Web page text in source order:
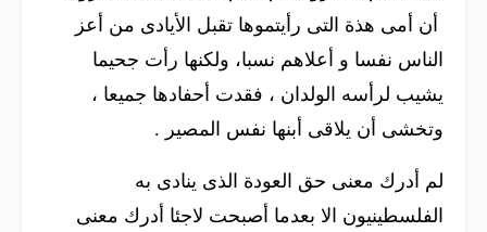
أن أمى هذة التى رأيتموها تقبل الأيادى من أعز
الناس نفسا و أعلاهم نسبا، ولكنها رأت جحيما
يشيب لرأسه الولدان ، فقدت أحفادها جميعا ،
وتخشى أن يلاقى أبنها نفس المصير .
لم أدرك معنى حق العودة الذى ينادى به
الفلسطينيون الا بعدما أصبحت لاجئا أدرك معنى